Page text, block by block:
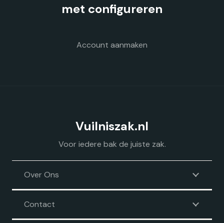
met configureren
Account aanmaken
Vuilniszak.nl
Voor iedere bak de juiste zak.
Over Ons
Contact